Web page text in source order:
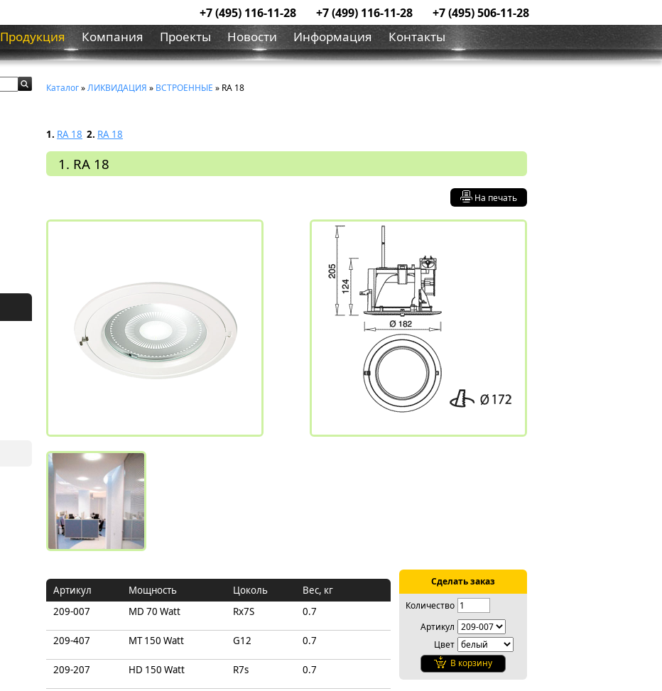
+7 (495) 116-11-28 +7 (499) 116-11-28 +7 (495) 506-11-28
Продукция Компания Проекты Новости Информация Контакты
Каталог»ЛИКВИДАЦИЯ » ВСТРОЕННЫЕ » RA 18
1. RA 18 2. RA 18
1. RA 18
На печать
Артикул Мощность Цоколь
Вес, кг
209-007
MD 70 Watt Rx7S 0.7
209-407 MT 150 Watt G12 0.7
209-207 HD 150 Watt R7s 0.7
Сделать заказ
Количество
Артикул
Цвет
В корзину